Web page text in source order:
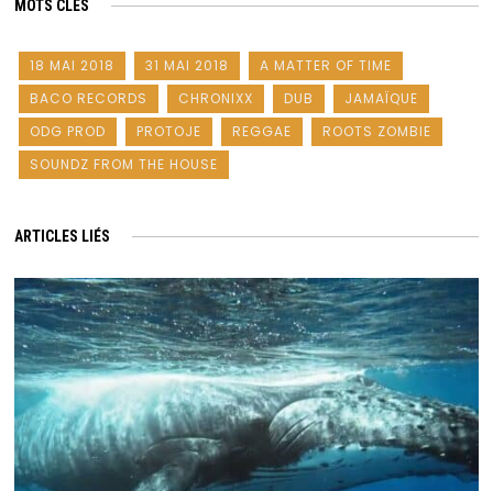
MOTS CLÉS
18 MAI 2018 31 MAI 2018
A MATTER OF TIME
BACO RECORDS
CHRONIXX DUB
JAMAÏQUE
ODG PROD
PROTOJE REGGAE
ROOTS ZOMBIE
SOUNDZ FROM THE HOUSE
ARTICLES LIÉS